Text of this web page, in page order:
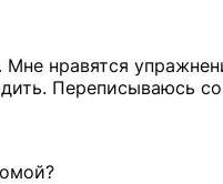
нравятся
Переписываюсь